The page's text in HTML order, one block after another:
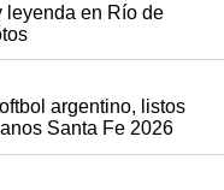
leyenda en Río de
argentino, listos
Santa Fe 2026